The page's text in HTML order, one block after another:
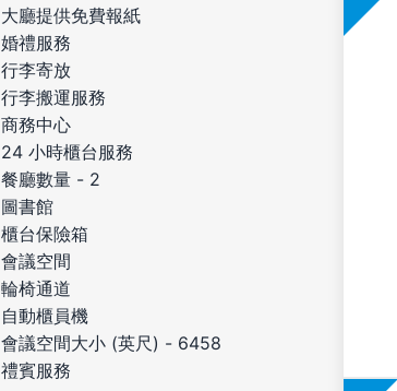
大廳提供免費報紙
婚禮服務
行李寄放
行李搬運服務
商務中心
24 小時櫃台服務
餐廳數量 - 2
圖書館
櫃台保險箱
會議空間
輪椅通道
自動櫃員機
會議空間大小 (英尺) - 6458
禮賓服務